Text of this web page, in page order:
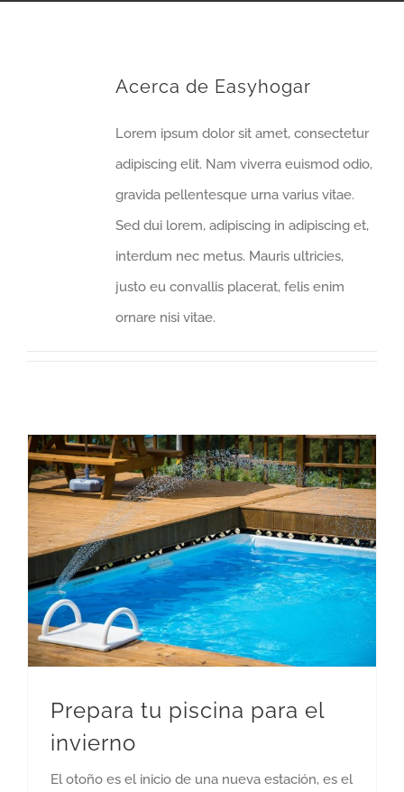
Acerca de Easyhogar
Lorem ipsum dolor sit amet, consectetur
adipiscing elit. Nam viverra euismod odio,
gravida pellentesque urna varius vitae.
Sed dui lorem, adipiscing in adipiscing et,
interdum nec metus. Mauris ultricies,
justo eu convallis placerat, felis enim
ornare nisi vitae.
Prepara tu piscina para el
invierno
El otoño es el inicio de una nueva estación, es el